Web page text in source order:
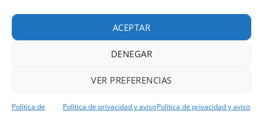
ACEPTAR
DENEGAR
VER PREFERENCIAS
Política de
Política de privacidad y avisoPolítica de privacidad y aviso
TÉRMINOS Y CONDICIONES